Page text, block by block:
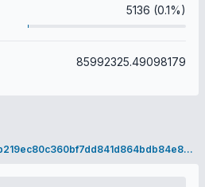
5136 (0.1%)
85992325.49098179
5ee4f0532da9929c3a54184ab219ec80c360bf7dd841d864bdb84e8621b8d733